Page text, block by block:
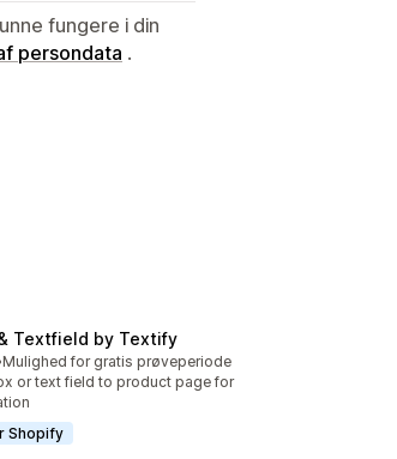
fungere i din
persondata .
Textfield by Textify
i alt
Mulighed for gratis prøveperiode
or text field to product page for
Shopify